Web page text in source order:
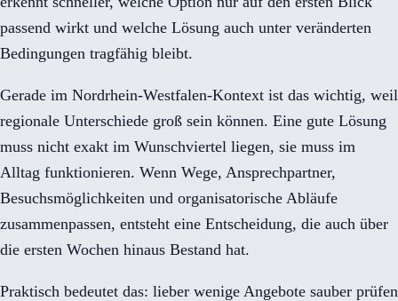
passend wirkt und welche Lösung auch unter veränderten
Bedingungen tragfähig bleibt.
Gerade im Nordrhein-Westfalen-Kontext ist das wichtig, weil
regionale Unterschiede groß sein können. Eine gute Lösung
muss nicht exakt im Wunschviertel liegen, sie muss im
Alltag funktionieren. Wenn Wege, Ansprechpartner,
Besuchsmöglichkeiten und organisatorische Abläufe
zusammenpassen, entsteht eine Entscheidung, die auch über
die ersten Wochen hinaus Bestand hat.
Praktisch bedeutet das: lieber wenige Angebote sauber prüfen